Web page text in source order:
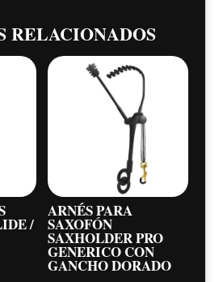
RELACIONADOS
/
ARNÉS PARA
SAXOFÓN
SAXHOLDER PRO
GENERICO CON
GANCHO DORADO